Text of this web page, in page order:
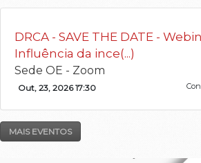
DRCA - SAVE THE DATE -
Influência da ince(...)
Sede OE - Zoom
Out, 23, 2026 17:30
MAIS EVENTOS